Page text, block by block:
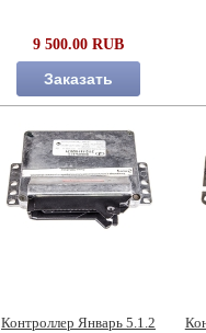
9 500.00 RUB
Заказать
Контроллер Январь 5.1.2